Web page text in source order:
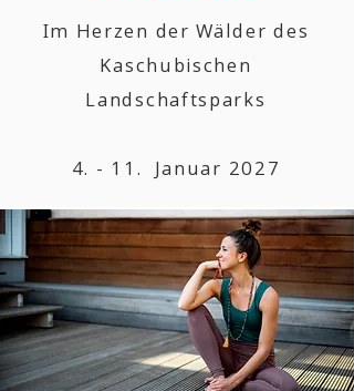
Im Herzen der Wälder des
Kaschubischen
Landschaftsparks
4. - 11. Januar 2027